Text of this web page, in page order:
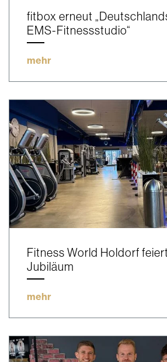
fitbox erneut
EMS-Fitnessstudio“
mehr
Fitness World Holdorf
Jubiläum
mehr